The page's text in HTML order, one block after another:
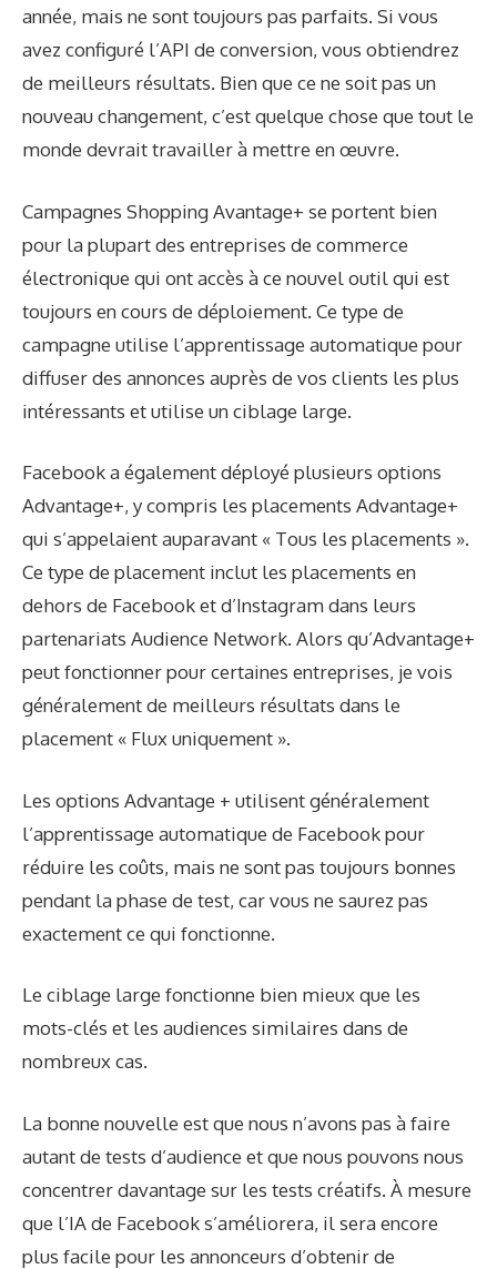
année, mais ne sont toujours pas parfaits. Si vous
avez configuré l’API de conversion, vous obtiendrez
de meilleurs résultats. Bien que ce ne soit pas un
nouveau changement, c’est quelque chose que tout le
monde devrait travailler à mettre en œuvre.
Campagnes Shopping Avantage+ se portent bien
pour la plupart des entreprises de commerce
électronique qui ont accès à ce nouvel outil qui est
toujours en cours de déploiement. Ce type de
campagne utilise l’apprentissage automatique pour
diffuser des annonces auprès de vos clients les plus
intéressants et utilise un ciblage large.
Facebook a également déployé plusieurs options
Advantage+, y compris les placements Advantage+
qui s’appelaient auparavant « Tous les placements ».
Ce type de placement inclut les placements en
dehors de Facebook et d’Instagram dans leurs
partenariats Audience Network. Alors qu’Advantage+
peut fonctionner pour certaines entreprises, je vois
généralement de meilleurs résultats dans le
placement « Flux uniquement ».
Les options Advantage + utilisent généralement
l’apprentissage automatique de Facebook pour
réduire les coûts, mais ne sont pas toujours bonnes
pendant la phase de test, car vous ne saurez pas
exactement ce qui fonctionne.
Le ciblage large fonctionne bien mieux que les
mots-clés et les audiences similaires dans de
nombreux cas.
La bonne nouvelle est que nous n’avons pas à faire
autant de tests d’audience et que nous pouvons nous
concentrer davantage sur les tests créatifs. À mesure
que l’IA de Facebook s’améliorera, il sera encore
plus facile pour les annonceurs d’obtenir de